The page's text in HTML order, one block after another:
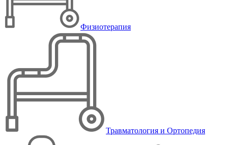
Физиотерапия
Травматология и Ортопедия